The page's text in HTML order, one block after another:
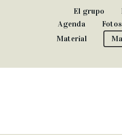
El grupo
Agenda
Fotos
Material